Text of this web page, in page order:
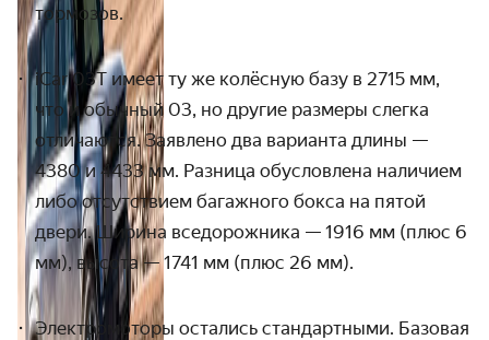
тормозов.
iCar03Tимеет ту же колёсную базу в 2715 мм,
что и обычный 03, но другие размеры слегка
отличаются. Заявлено два варианта длины —
4380 и 4433 мм. Разница обусловлена наличием
либо отсутствием багажного бокса на пятой
двери. Ширина вседорожника — 1916 мм (плюс 6
мм), высота — 1741 мм (плюс 26 мм).
Электромоторы остались стандартными. Базовая